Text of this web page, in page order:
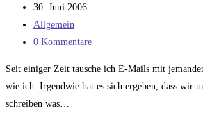
Autor:
Beitrag
veröffentlicht:
30. Juni 2006
Beitrags-
Kategorie:
Allgemein
Beitrags-
0 Kommentare
Seit einiger Zeit tausche ich E-Mails mit
wie ich. Irgendwie hat es sich ergeben, dass wir
schreiben was…